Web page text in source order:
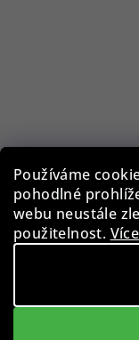
Používáme
pohodlné
webu neustále
použitelnost.